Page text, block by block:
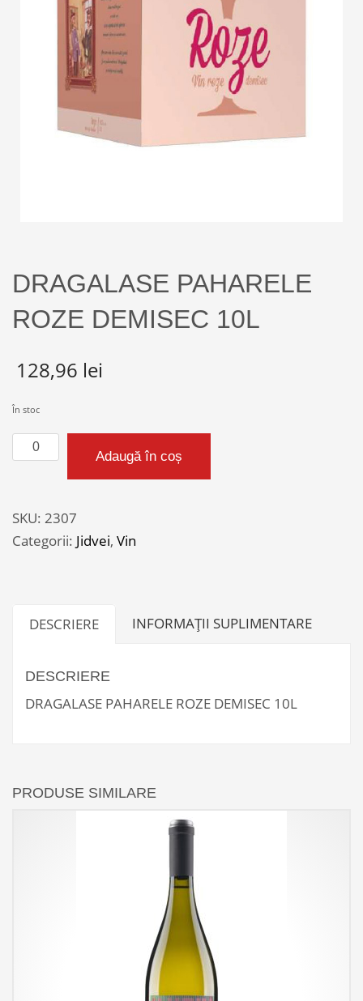
DRAGALASE PAHARELE
ROZE DEMISEC 10L
128,96 lei
În stoc
Cantitate
DRAGALASE
ROZE
DEMISEC
Adaugă în coș
SKU: 2307
Categorii: Jidvei, Vin
DESCRIERE INFORMAȚII SUPLIMENTARE
DESCRIERE
DRAGALASE PAHARELE ROZE DEMISEC 10L
PRODUSE SIMILARE